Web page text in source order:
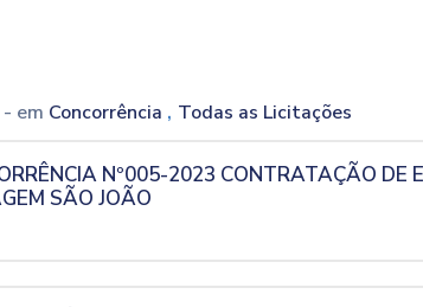
- em Concorrência , Todas as Licitações
Nº005-2023 CONTRATAÇÃO DE
SÃO JOÃO